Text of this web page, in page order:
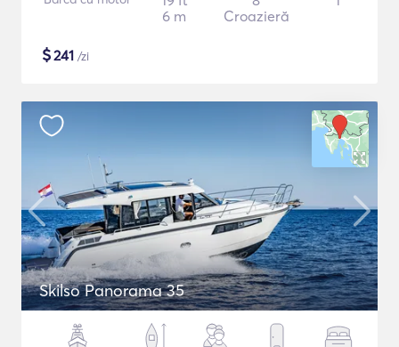
6 m
Croazieră
$241 /zi
Skilso Panorama 35